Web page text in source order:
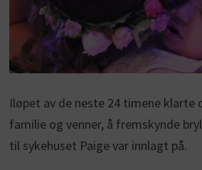
Iløpet av de neste 24 timene klarte
familie og venner, å fremskynde
til sykehuset Paige var innlagt på.